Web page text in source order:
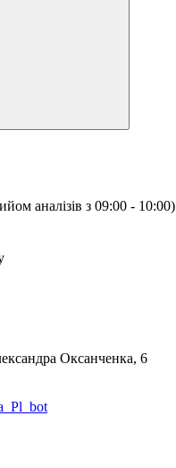
аналізів з 09:00 - 10:00)
Оксанченка, 6